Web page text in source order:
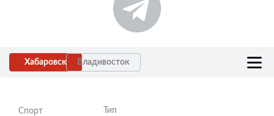
Хабаровск Владивосток
Спорт
Тип